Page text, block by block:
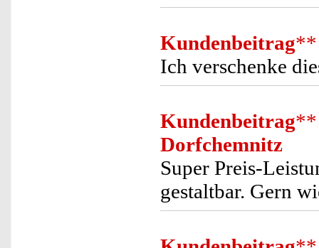
Kundenbeitrag**
Ich verschenke
Kundenbeitrag**
Dorfchemnitz
Super Preis-
gestaltbar. Gern